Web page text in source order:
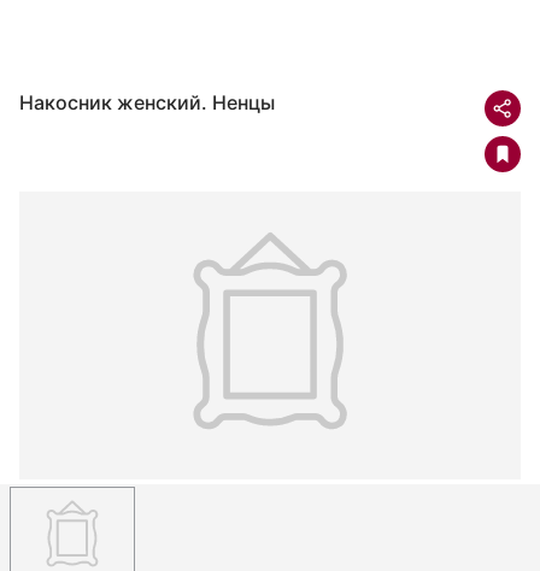
Накосник женский. Ненцы